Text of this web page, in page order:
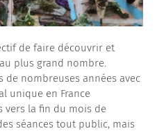
de faire découvrir et
plus grand nombre.
de nombreuses années avec
unique en France
vers la fin du mois de
séances tout public, mais